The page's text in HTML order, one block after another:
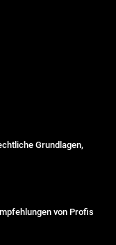
Grundlagen,
von Profis